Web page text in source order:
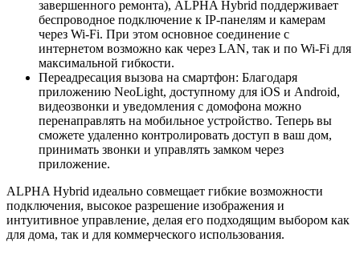
завершенного ремонта), ALPHA Hybrid поддерживает
беспроводное подключение к IP-панелям и камерам
через Wi-Fi. При этом основное соединение с
интернетом возможно как через LAN, так и по Wi-Fi для
максимальной гибкости.
Переадресация вызова на смартфон: Благодаря
приложению NeoLight, доступному для iOS и Android,
видеозвонки и уведомления с домофона можно
перенаправлять на мобильное устройство. Теперь вы
сможете удаленно контролировать доступ в ваш дом,
принимать звонки и управлять замком через
приложение.
ALPHA Hybrid идеально совмещает гибкие возможности
подключения, высокое разрешение изображения и
интуитивное управление, делая его подходящим выбором как
для дома, так и для коммерческого использования.